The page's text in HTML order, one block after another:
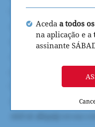
Aceda a todos
na aplicação e a
assinante